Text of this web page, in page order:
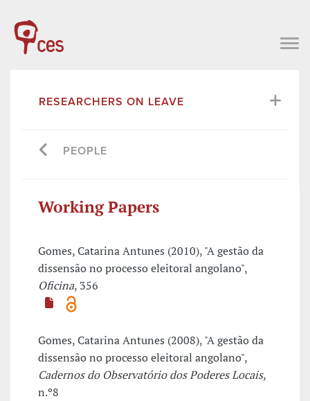
RESEARCHERS ON LEAVE
PEOPLE
Working Papers
Gomes, Catarina Antunes (2010), "A gestão da
dissensão no processo eleitoral angolano",
Oficina, 356
Gomes, Catarina Antunes (2008), "A gestão da
dissensão no processo eleitoral angolano",
Cadernos do Observatório dos Poderes Locais,
n.º8